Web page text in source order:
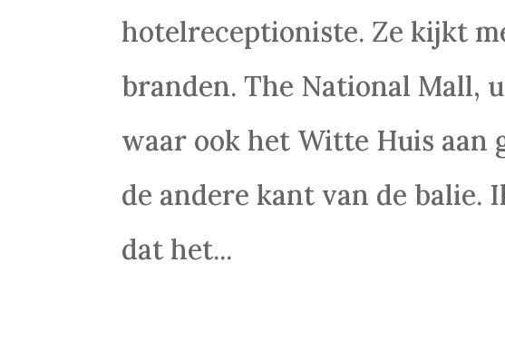
hotelreceptioniste. Ze kijkt
branden. The National Mall,
waar ook het Witte Huis
de andere kant van de balie.
dat het...